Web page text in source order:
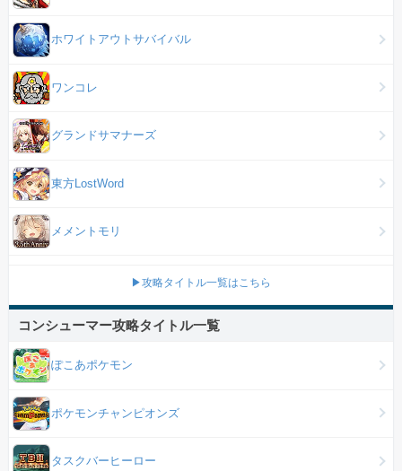
ホワイトアウトサバイバル
ワンコレ
グランドサマナーズ
東方LostWord
メメントモリ
▶攻略タイトル一覧はこちら
コンシューマー攻略タイトル一覧
ぽこあポケモン
ポケモンチャンピオンズ
タスクバーヒーロー